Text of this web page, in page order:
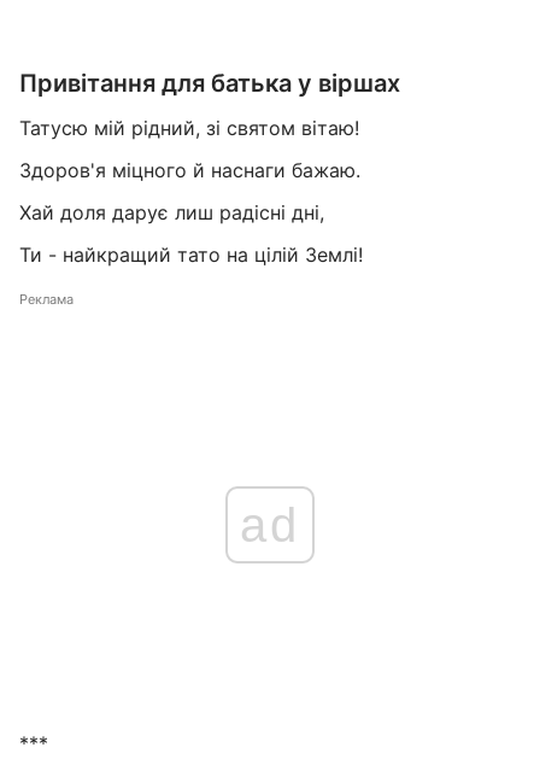
Привітання для батька у віршах
Татусю мій рідний, зі святом вітаю!
Здоров'я міцного й наснаги бажаю.
Хай доля дарує лиш радісні дні,
Ти - найкращий тато на цілій Землі!
Реклама
ad
***